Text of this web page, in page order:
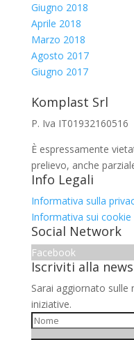
Giugno 2018
Aprile 2018
Marzo 2018
Agosto 2017
Giugno 2017
Komplast Srl
P. Iva IT01932160516
È espressamente
prelievo, anche
Info Legali
Informativa sulla
Informativa sui cookie
Social Network
Facebook
Iscriviti alla
Sarai aggiornato
iniziative.